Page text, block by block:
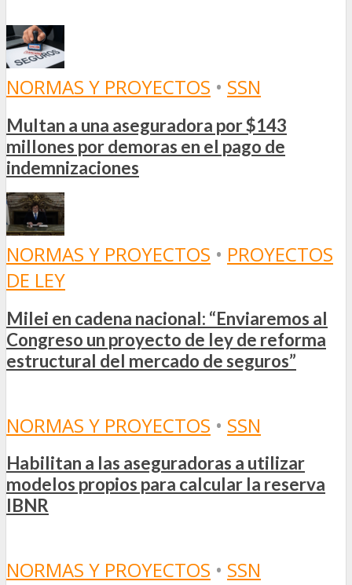
NORMAS Y PROYECTOS • SSN
Multan a una aseguradora por $143
millones por demoras en el pago de
indemnizaciones
NORMAS Y PROYECTOS • PROYECTOS
DE LEY
Milei en cadena nacional: “Enviaremos al
Congreso un proyecto de ley de reforma
estructural del mercado de seguros”
NORMAS Y PROYECTOS • SSN
Habilitan a las aseguradoras a utilizar
modelos propios para calcular la reserva
IBNR
NORMAS Y PROYECTOS • SSN